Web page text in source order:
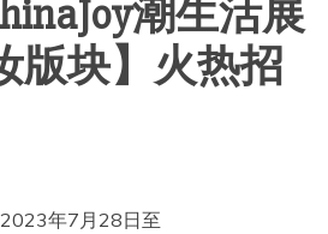
潮生活展
版块】火热招
年7月28日至